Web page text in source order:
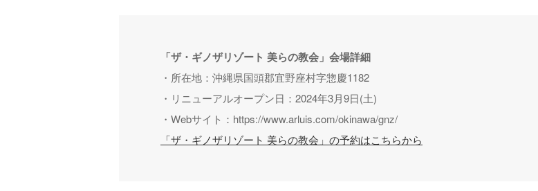
「ザ・ギノザリゾート 美らの教会」会場詳細
・所在地：沖縄県国頭郡宜野座村字惣慶1182
・リニューアルオープン日：2024年3月9日(土)
・Webサイト：https://www.arluis.com/okinawa/gnz/
「ザ・ギノザリゾート 美らの教会」の予約はこちらから